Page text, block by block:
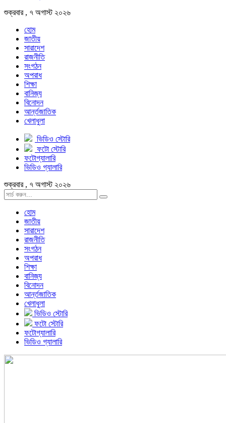
শুক্রবার , ৭ অগাস্ট ২০২৬
হোম
জাতীয়
সারাদেশ
রাজনীতি
সংগঠন
অপরাধ
শিক্ষা
বানিজ্য
বিনোদন
আর্ন্তজাতিক
খেলাধুলা
ভিডিও স্টোরি
ফটো স্টোরি
ফটোগ্যালারি
ভিডিও গ্যালারি
শুক্রবার , ৭ অগাস্ট ২০২৬
হোম
জাতীয়
সারাদেশ
রাজনীতি
সংগঠন
অপরাধ
শিক্ষা
বানিজ্য
বিনোদন
আর্ন্তজাতিক
খেলাধুলা
ভিডিও স্টোরি
ফটো স্টোরি
ফটোগ্যালারি
ভিডিও গ্যালারি